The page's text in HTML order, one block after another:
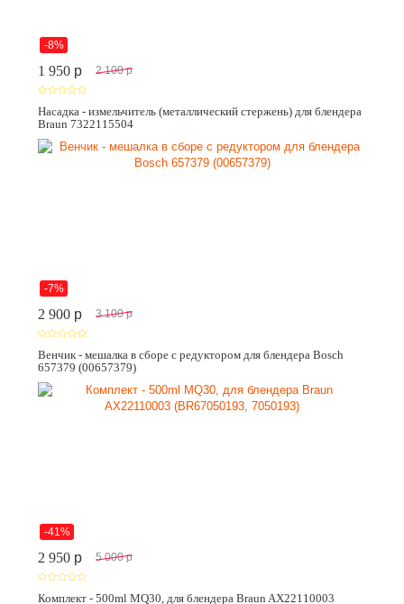
-8%
1 950 p 2 100 p
Насадка - измельчитель (металлический стержень) для блендера
Braun 7322115504
-7%
2 900 p 3 100 p
Венчик - мешалка в сборе с редуктором для блендера Bosch
657379 (00657379)
-41%
2 950 p 5 000 p
Комплект - 500ml MQ30, для блендера Braun AX22110003